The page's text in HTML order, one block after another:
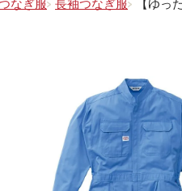
なぎ服 長袖つなぎ服 【ゆっ